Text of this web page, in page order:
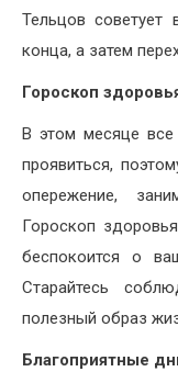
Тельцов
конца, а затем
Гороскоп
В этом месяце все
проявиться,
опережение,
Гороскоп
беспокоится о
Старайтесь
полезный образ
Благоприятные